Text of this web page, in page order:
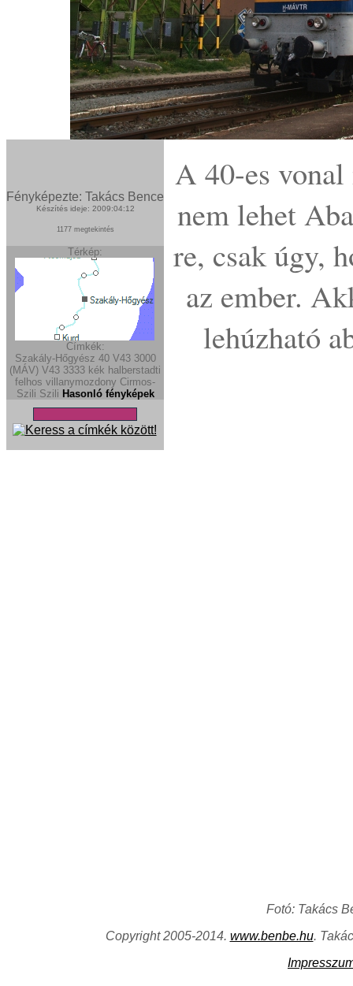
Fényképezte: Takács Bence
Készítés ideje: 2009:04:12
1177 megtekintés
Térkép:
Címkék:
Szakály-Hőgyész 40 V43 3000
(MÁV) V43 3333 kék halberstadti
felhos villanymozdony Cirmos-
Szili Szili Hasonló fényképek
A 40-es vonal
nem lehet
re, csak úgy,
az ember.
lehúzható
Fotó: Takács
Copyright 2005-2014. www.benbe.hu.